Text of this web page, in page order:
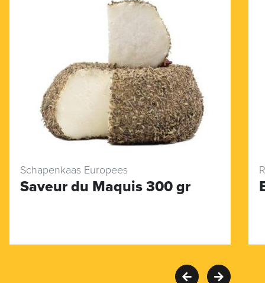
Schapenkaas Europees
Saveur du Maquis 300 gr